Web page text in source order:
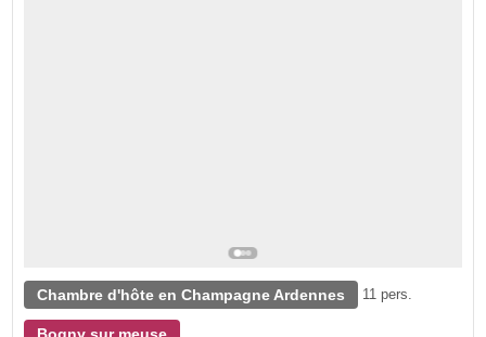
Chambre d'hôte en Champagne Ardennes 11 pers.